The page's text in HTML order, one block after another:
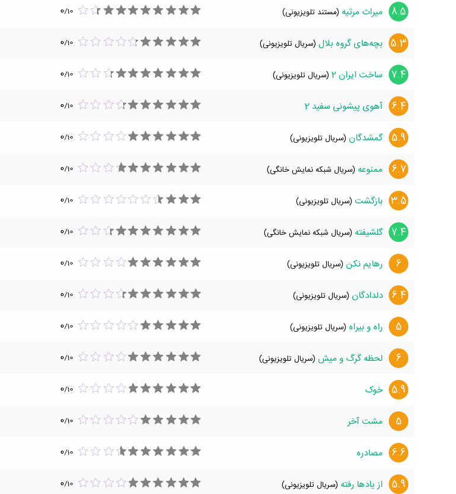
8.5 میراث مرثیه (مستند تلویزیونی) 0/10
5.3 بچه‌های گروه بلال (سریال تلویزیونی) 0/10
7.4 ساخت ایران 2 (سریال تلویزیونی) 0/10
6.4 آهوی پیشونی سفید 2 0/10
5.9 گمشدگان (سریال تلویزیونی) 0/10
6.7 ممنوعه (سریال شبکه نمایش خانگی) 0/10
3.5 بازگشت (سریال تلویزیونی) 0/10
7.4 گلشیفته (سریال شبکه نمایش خانگی) 0/10
6 رهایم نکن (سریال تلویزیونی) 0/10
6.4 دلدادگان (سریال تلویزیونی) 0/10
5 راه و بیراه (سریال تلویزیونی) 0/10
6 لحظه گرگ و میش (سریال تلویزیونی) 0/10
5.9 خوک 0/10
5 مشت آخر 0/10
6.6 مصادره 0/10
5.9 از یادها رفته (سریال تلویزیونی) 0/10